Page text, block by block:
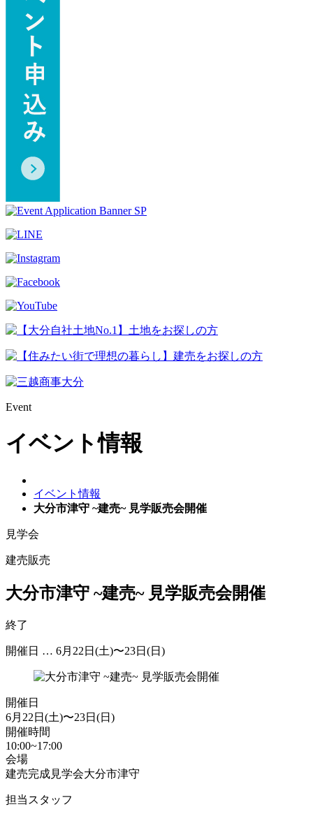
Event
イベント情報
イベント情報
大分市津守 ~建売~ 見学販売会開催
見学会
建売販売
大分市津守 ~建売~ 見学販売会開催
終了
開催日 … 6月22日(土)〜23日(日)
開催日
6月22日(土)〜23日(日)
開催時間
10:00~17:00
会場
建売完成見学会大分市津守
担当スタッフ